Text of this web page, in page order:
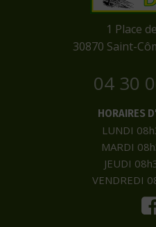
​1 Place
​30870 Saint-
04 30
HORAIRES
LUNDI
MARDI
JEUDI
VENDREDI